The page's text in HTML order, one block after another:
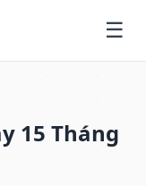
15 Tháng